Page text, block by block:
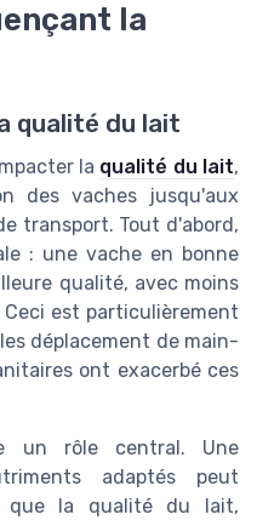
la
qualité du lait
la qualité du lait,
des vaches jusqu'aux
transport. Tout d'abord,
: une vache en bonne
qualité, avec moins
est particulièrement
déplacement de main-
ont exacerbé ces
un rôle central. Une
adaptés peut
que la qualité du lait,